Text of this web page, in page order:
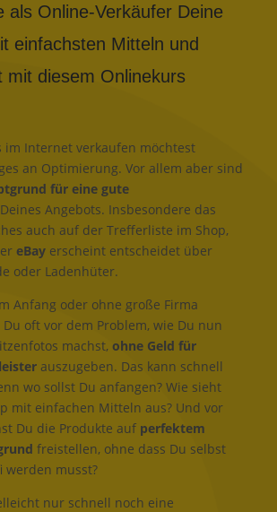
als Online-Verkäufer Deine
einfachsten Mitteln und
mit diesem Onlinekurs
im Internet verkaufen möchtest
an Optimierung. Vor allem aber sind
für eine gute
Deines Angebots. Insbesondere das
auch auf der Trefferliste im Shop,
eBay erscheint entscheidet über
oder Ladenhüter.
Anfang oder ohne große Firma
oft vor dem Problem, wie Du nun
machst, ohne Geld für
auszugeben. Das kann schnell
wo sollst Du anfangen? Wie sieht
mit einfachen Mitteln aus? Und vor
Du die Produkte auf perfektem
freistellen, ohne dass Du selbst
werden musst?
nur schnell noch eine